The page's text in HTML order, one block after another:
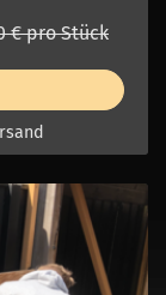
€ pro Stück